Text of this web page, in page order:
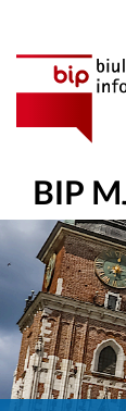
BIP